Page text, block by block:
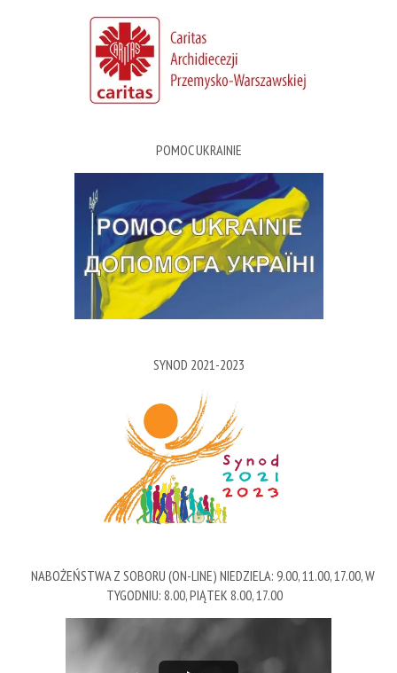
POMOC UKRAINIE
SYNOD 2021-2023
NABOŻEŃSTWA Z SOBORU (ON-LINE) NIEDZIELA: 9.00, 11.00, 17.00, W
TYGODNIU: 8.00, PIĄTEK 8.00, 17.00